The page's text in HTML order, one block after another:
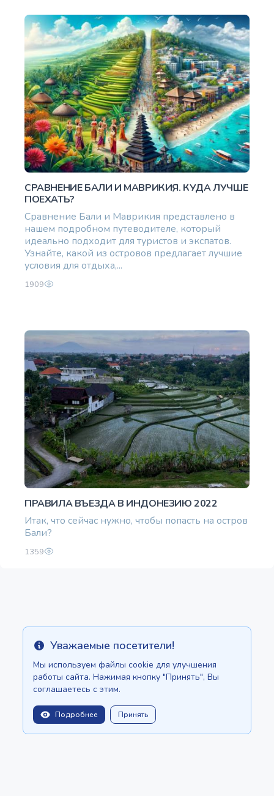
СРАВНЕНИЕ БАЛИ И МАВРИКИЯ. КУДА ЛУЧШЕ
ПОЕХАТЬ?
Сравнение Бали и Маврикия представлено в
нашем подробном путеводителе, который
идеально подходит для туристов и экспатов.
Узнайте, какой из островов предлагает лучшие
условия для отдыха,...
1909
ПРАВИЛА ВЪЕЗДА В ИНДОНЕЗИЮ 2022
Итак, что сейчас нужно, чтобы попасть на остров
Бали?
1359
Info Уважаемые посетители!
Мы используем файлы cookie для улучшения
работы сайта. Нажимая кнопку "Принять", Вы
соглашаетесь с этим.
Подробнее Принять